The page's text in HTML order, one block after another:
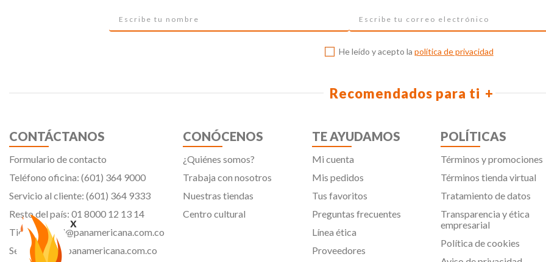
x
He leído y acepto la política de privacidad
Recomendados para ti
CONTÁCTANOS
Formulario de contacto
Teléfono oficina: (601) 364 9000
Servicio al cliente: (601) 364 9333
Resto del país: 01 8000 12 13 14
Tiendavirtual@panamericana.com.co
Servicliente@panamericana.com.co
CONÓCENOS
¿Quiénes somos?
Trabaja con nosotros
Nuestras tiendas
Centro cultural
TE AYUDAMOS
Mi cuenta
Mis pedidos
Tus favoritos
Preguntas frecuentes
Línea ética
Proveedores
POLÍTICAS
Términos y promociones
Términos tienda virtual
Tratamiento de datos
Transparencia y ética
empresarial
Política de cookies